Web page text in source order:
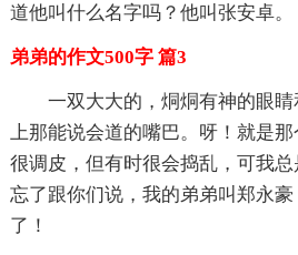
道他叫什么名字吗？他叫张安卓。
弟弟的作文500字 篇3
一双大大的，烔烔有神的眼
上那能说会道的嘴巴。呀！就是
很调皮，但有时很会捣乱，可我总
忘了跟你们说，我的弟弟叫郑永
了！